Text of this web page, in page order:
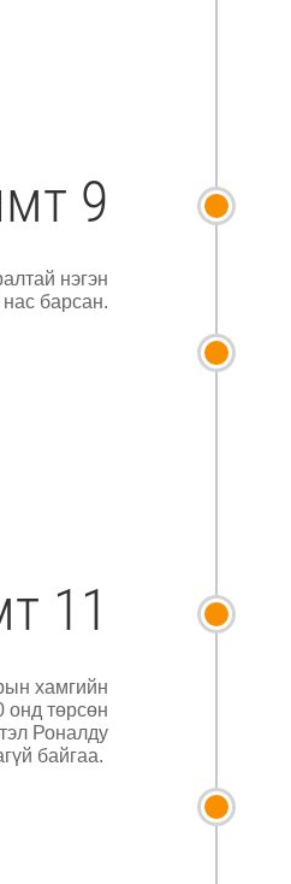
9
нэгэн
барсан.
11
хамгийн
онд төрсөн
Роналду
байгаа.